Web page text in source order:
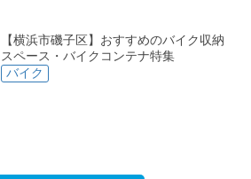
【横浜市磯子区】おすすめのバイク収納
スペース・バイクコンテナ特集
バイク